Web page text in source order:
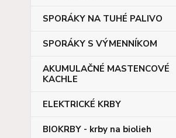
SPORÁKY NA TUHÉ PALIVO
SPORÁKY S VÝMENNÍKOM
AKUMULAČNÉ MASTENCOVÉ
KACHLE
ELEKTRICKÉ KRBY
BIOKRBY - krby na biolieh